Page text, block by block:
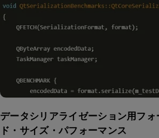
データシリアライゼーション用フ
ド・サイズ・パフォーマンス